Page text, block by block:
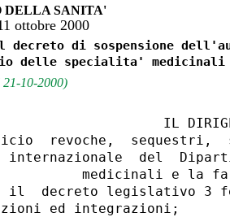
DELLA SANITA'
ottobre 2000
decreto di sospensione
10-2000)
IL
revoche,  sequestri,
internazionale  del
medicinali e la
il  decreto legislativo 3
ed integrazioni;